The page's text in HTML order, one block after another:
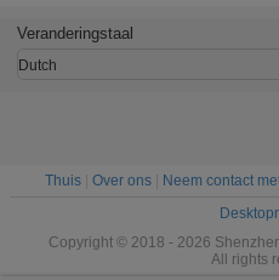
Kopermouw
Glasvezelmouw
Veranderingstaal
Dutch
Thuis Over ons Neem contact
Copyright © 2018 - 2026
All rights